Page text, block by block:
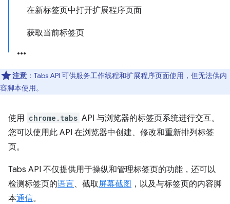
在新标签页中打开扩展程序页面
获取当前标签页
注意 ：Tabs API 可供服务工作线程和扩展程序页面使用，但无法供内
容脚本使用。
使用 chrome.tabs API 与浏览器的标签页系统进行交互。
您可以使用此 API 在浏览器中创建、修改和重新排列标签
页。
Tabs API 不仅提供用于操纵和管理标签页的功能，还可以
检测标签页的语言、截取屏幕截图 ，以及与标签页的内容脚
本通信。